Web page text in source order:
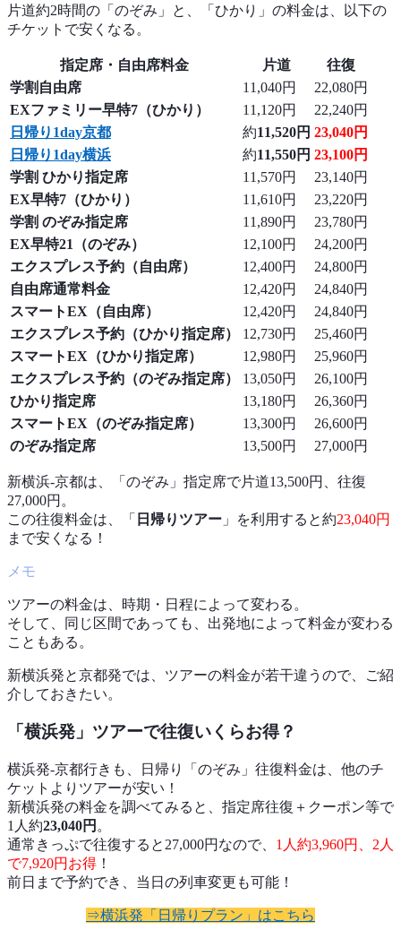
片道約2時間の「のぞみ」と、「ひかり」の料金は、以下の
チケットで安くなる。
指定席・自由席料金 片道
往復
学割自由席
11,040円
22,080円
EXファミリー早特7（ひかり）
11,120円
22,240円
日帰り1day京都
約11,520円 23,040円
日帰り1day横浜
約11,550円 23,100円
学割 ひかり指定席
11,570円
23,140円
EX早特7（ひかり）
11,610円
23,220円
学割 のぞみ指定席
11,890円
23,780円
EX早特21（のぞみ）
12,100円
24,200円
エクスプレス予約（自由席）
12,400円
24,800円
自由席通常料金
12,420円
24,840円
スマートEX（自由席）
12,420円
24,840円
エクスプレス予約（ひかり指定席）
12,730円
25,460円
スマートEX（ひかり指定席）
12,980円
25,960円
エクスプレス予約（のぞみ指定席）
13,050円
26,100円
ひかり指定席
13,180円
26,360円
スマートEX（のぞみ指定席）
13,300円
26,600円
のぞみ指定席
13,500円 27,000円
新横浜-京都は、「のぞみ」指定席で片道13,500円、往復
27,000円。
この往復料金は、「 日帰りツアー 」を利用すると約23,040円
まで安くなる！
ツアーの料金は、時期・日程によって変わる。
そして、同じ区間であっても、出発地によって料金が変わる
こともある。
新横浜発と京都発では、ツアーの料金が若干違うので、ご紹
介しておきたい。
「横浜発」ツアーで往復いくらお得？
横浜発-京都行きも、日帰り「のぞみ」往復料金は、他のチ
ケットよりツアーが安い！
新横浜発の料金を調べてみると、指定席往復＋クーポン等で
1人約23,040円 。
通常きっぷで往復すると27,000円なので、 1人約3,960円、2人
で7,920円お得 ！
前日まで予約でき、当日の列車変更も可能！
⇒横浜発「日帰りプラン」はこちら